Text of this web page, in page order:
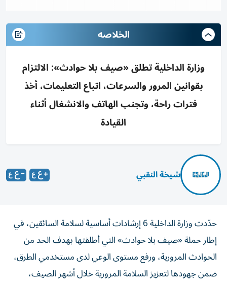
الخلاصه
وزارة الداخلية تطلق «صيف بلا حوادث»: الالتزام
بقوانين المرور والسرعات، اتباع التعليمات، أخذ
فترات راحة، وتجنب الهاتف والانشغال أثناء
القيادة
شيخة النقبي
حدّدت وزارة الداخلية 6 إرشادات أساسية لسلامة السائقين، في
إطار حملة «صيف بلا حوادث» التي أطلقتها بهدف الحد من
الحوادث المرورية، ورفع مستوى الوعي لدى مستخدمي الطرق،
ضمن جهودها لتعزيز السلامة المرورية خلال أشهر الصيف،